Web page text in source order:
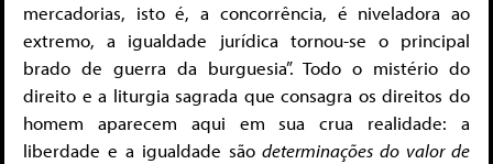
mercadorias, isto é, a concorrência, é niveladora ao
extremo, a igualdade jurídica tornou-se o principal
brado de guerra da burguesia”. Todo o mistério do
direito e a liturgia sagrada que consagra os direitos do
homem aparecem aqui em sua crua realidade: a
liberdade e a igualdade sãodeterminações do valor de